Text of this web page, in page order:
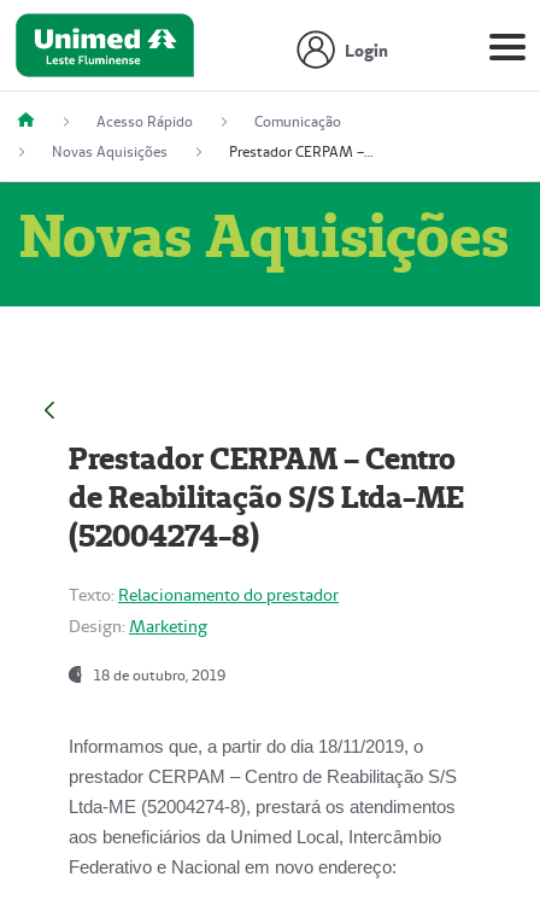
Login
Acesso Rápido
Comunicação
Novas Aquisições
Prestador CERPAM – Centro de Reabilitação S/S Ltda-ME (52004274-8)
Novas Aquisições
Prestador CERPAM – Centro
de Reabilitação S/S Ltda-ME
(52004274-8)
Texto: Relacionamento do prestador
Design: Marketing
18 de outubro, 2019
Informamos que, a partir do dia 18/11/2019, o
prestador CERPAM – Centro de Reabilitação S/S
Ltda-ME (52004274-8), prestará os atendimentos
aos beneficiários da Unimed Local, Intercâmbio
Federativo e Nacional em novo endereço: